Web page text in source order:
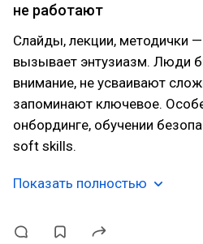
не работают
Слайды, лекции, методички
вызывает энтузиазм. Люди
внимание, не усваивают
запоминают ключевое.
онбординге, обучении
soft skills.
Показать полностью